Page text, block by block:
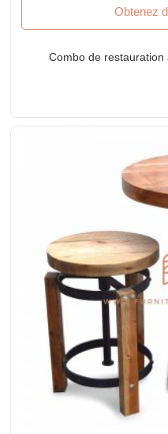
Obtenez
Combo de